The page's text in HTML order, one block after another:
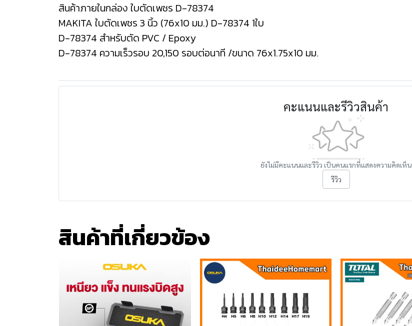
สินค้าภายในกล่อง ใบตัดเพชร D-78374
MAKITA ใบตัดเพชร 3 นิ้ว (76x10 มม.) D-78374 1ใบ
D-78374 สำหรับตัด PVC / Epoxy
D-78374 ความเร็วรอบ 20,150 รอบต่อนาที /ขนาด 76x1.75x10 มม.
คะแนนและรีวิวสินค้า
ยังไม่มีคะแนนและรีวิว เป็นคนแรกที่แสดงความคิดเห็น
รีวิว
สินค้าที่เกี่ยวข้อง